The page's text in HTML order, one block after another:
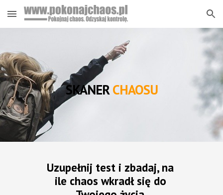
Skip to main content Skip to navigation
SKANER CHAOSU
Uzupełnij test i zbadaj, na
ile chaos wkradł się do